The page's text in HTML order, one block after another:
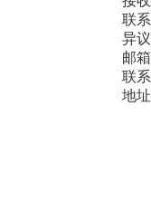
联
异
邮箱
联
地